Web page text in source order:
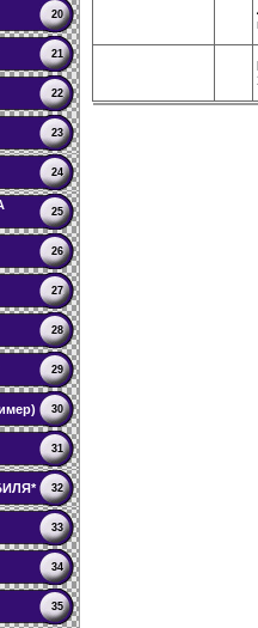
20
21
22
23
24
25
26
27
28
29
30
31
32
33
34
35